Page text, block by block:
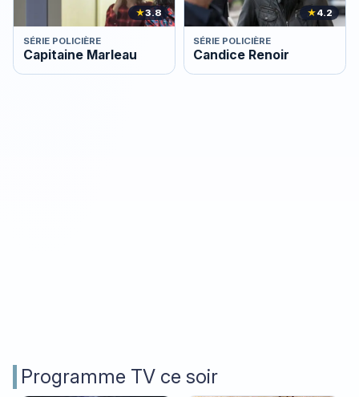
★3.8
SÉRIE POLICIÈRE
Capitaine Marleau
★4.2
SÉRIE POLICIÈRE
Candice Renoir
Programme TV ce soir